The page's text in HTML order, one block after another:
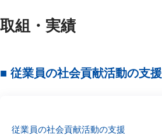
取組・実績
■ 従業員の社会貢献活動の支援
従業員の社会貢献活動の支援